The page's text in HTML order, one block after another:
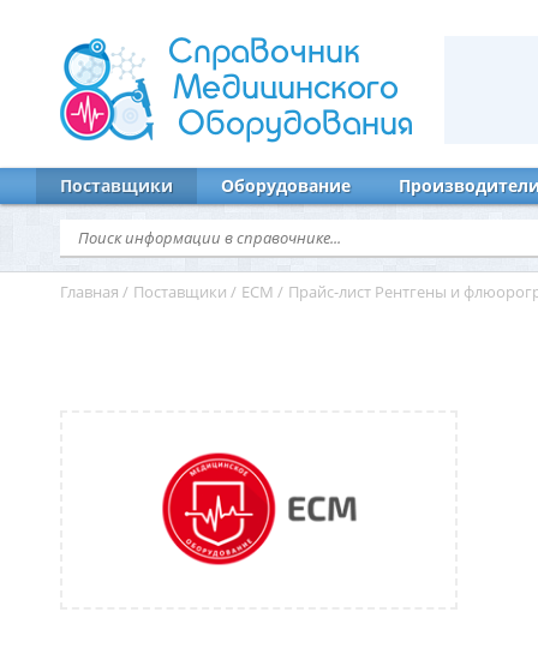
Справочник
Медицинского
Оборудования
Поставщики Оборудование
Главная / Поставщики / ЕСМ / Прайс-лист Рентгены и